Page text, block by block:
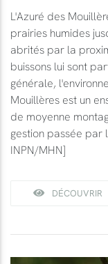
L'Azuré des
prairies humides
abrités par la
buissons lui sont
générale,
Mouillères est un
de moyenne
gestion passée par
INPN/MHN]
DÉCOUVRIR